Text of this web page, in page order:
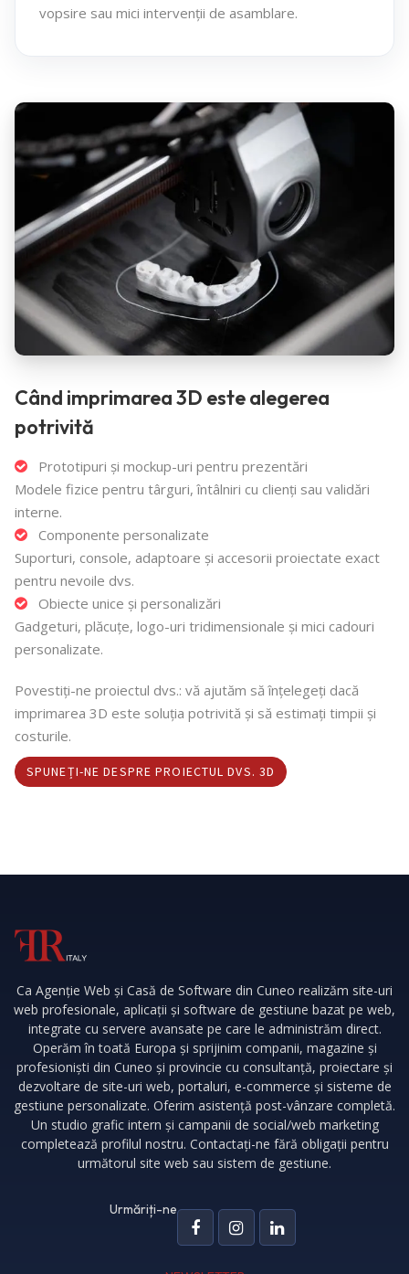
vopsire sau mici intervenții de asamblare.
Când imprimarea 3D este alegerea
potrivită
Prototipuri și mockup-uri pentru prezentări
Modele fizice pentru târguri, întâlniri cu clienți sau validări
interne.
Componente personalizate
Suporturi, console, adaptoare și accesorii proiectate exact
pentru nevoile dvs.
Obiecte unice și personalizări
Gadgeturi, plăcuțe, logo-uri tridimensionale și mici cadouri
personalizate.
Povestiți-ne proiectul dvs.: vă ajutăm să înțelegeți dacă
imprimarea 3D este soluția potrivită și să estimați timpii și
costurile.
SPUNEȚI-NE DESPRE PROIECTUL DVS. 3D
Ca Agenție Web și Casă de Software din Cuneo realizăm site-uri
web profesionale, aplicații și software de gestiune bazat pe web,
integrate cu servere avansate pe care le administrăm direct.
Operăm în toată Europa și sprijinim companii, magazine și
profesioniști din Cuneo și provincie cu consultanță, proiectare și
dezvoltare de site-uri web, portaluri, e-commerce și sisteme de
gestiune personalizate. Oferim asistență post-vânzare completă.
Un studio grafic intern și campanii de social/web marketing
completează profilul nostru. Contactați-ne fără obligații pentru
următorul site web sau sistem de gestiune.
Urmăriți-ne